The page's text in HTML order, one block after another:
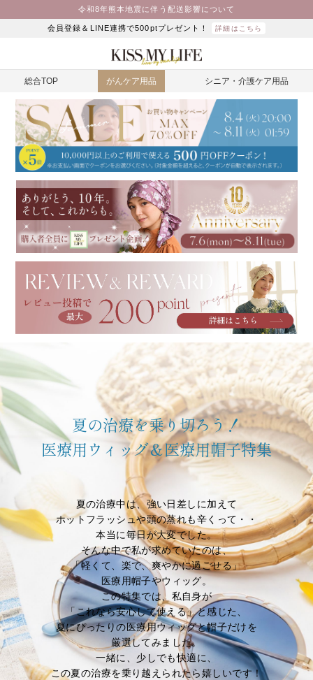
令和8年熊本地震に伴う配送影響について
会員登録＆LINE連携で500ptプレゼント！ 詳細はこちら
総合TOP がんケア用品 シニア・介護ケア用品
夏の治療を乗り切ろう！
医療用ウィッグ＆医療用帽子特集
夏の治療中は、強い日差しに加えて
ホットフラッシュや頭の蒸れも辛くって・・
本当に毎日が大変でした。
そんな中で私が求めていたのは、
「軽くて、楽で、爽やかに過ごせる」
医療用帽子やウィッグ。
この特集では、私自身が
「これなら安心して使える」と感じた、
夏にぴったりの医療用ウィッグと帽子だけを
厳選してみました。
一緒に、少しでも快適に、
この夏の治療を乗り越えられたら嬉しいです！